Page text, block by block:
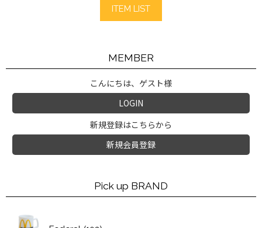
ITEM LIST
MEMBER
こんにちは、ゲスト様
LOGIN
新規登録はこちらから
新規会員登録
Pick up BRAND